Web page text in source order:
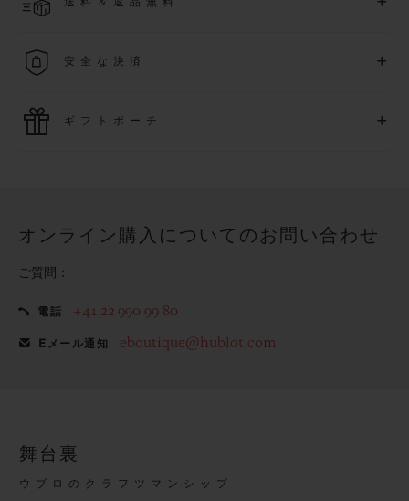
詳細を表示する
より異なる場合がございます
す
安全な決済 +
ご購入は迅速で安全に処理され、お客様の個人情報は確実に
ギフトポーチ +
オンライン購入についてのお問い合わせ
ご質問：
電話 +41 22 990 99 80
Eメール通知 eboutique@hublot.com
舞台裏
ウブロのクラフツマンシップ